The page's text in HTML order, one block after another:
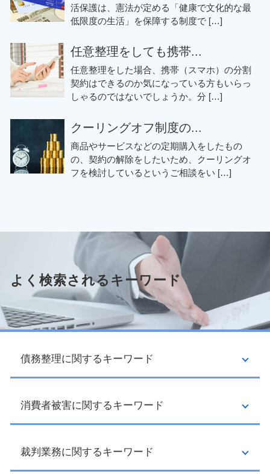
活保護は、憲法が定める「健康で文化的な最
低限度の生活」を保障する制度で […]
任意整理をしても携帯...
任意整理をした場合、携帯（スマホ）の分割
契約はできるのか気になっている方もいらっ
しゃるのではないでしょうか。分 […]
クーリングオフ制度の...
商品やサービスなどの定期購入をしたもの
の、契約の解除をしたいため、クーリングオ
フを検討しているというご相談をい […]
よく検索されるキーワード
債務整理に関するキーワード
ブラックリスト とは
給与所得者 再生
利息制限法 計算
消費者被害に関するキーワード
副業詐欺 返金
クーリングオフ 手続き
裁判業務に関するキーワード